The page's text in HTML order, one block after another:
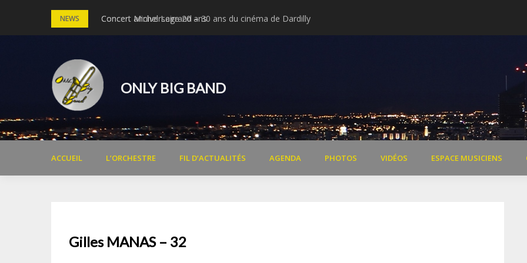
NEWS Concert anniversaire 20 ans
Concert Michel Legrand – 30 ans du cinéma de Dardilly
ONLY BIG BAND
ACCUEIL L’ORCHESTRE FIL D’ACTUALITÉS AGENDA PHOTOS VIDÉOS ESPACE MUSICIENS
Gilles MANAS – 32